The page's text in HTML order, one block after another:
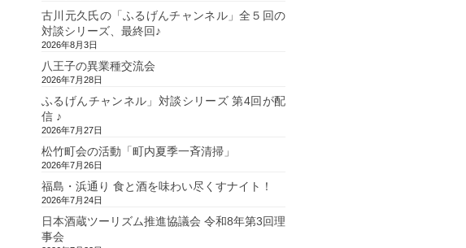
古川元久氏の「ふるげんチャンネル」全５回の
対談シリーズ、最終回♪
2026年8月3日
八王子の異業種交流会
2026年7月28日
ふるげんチャンネル」対談シリーズ 第4回が配
信 ♪
2026年7月27日
松竹町会の活動「町内夏季一斉清掃」
2026年7月26日
福島・浜通り 食と酒を味わい尽くすナイト！
2026年7月24日
日本酒蔵ツーリズム推進協議会 令和8年第3回理
事会